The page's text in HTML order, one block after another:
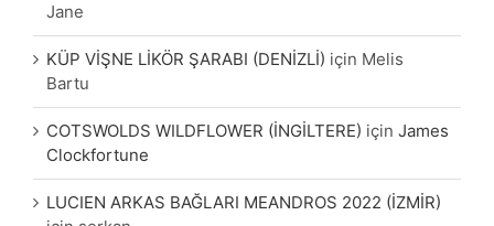
Jane
KÜP VİŞNE LİKÖR ŞARABI (DENİZLİ) için Melis
Bartu
COTSWOLDS WILDFLOWER (İNGİLTERE) için James
Clockfortune
LUCIEN ARKAS BAĞLARI MEANDROS 2022 (İZMİR)